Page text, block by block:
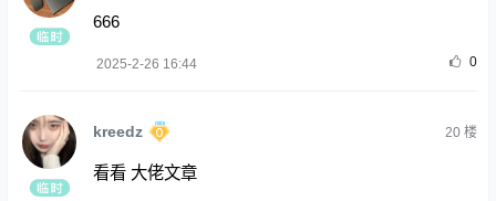
666
2025-2-26 16:44 0
kreedz 20楼
看看 大佬文章